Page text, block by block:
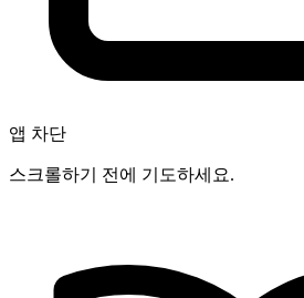
앱 차단
스크롤하기 전에 기도하세요.